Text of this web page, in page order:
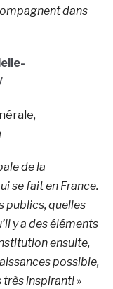
dans
de la
se fait en France.
publics, quelles
y a des éléments
ensuite,
possible,
inspirant! »